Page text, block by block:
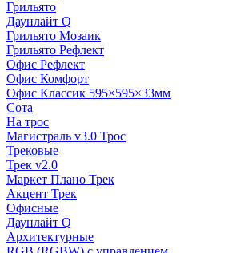
Грильято
Даунлайт Q
Грильято Мозаик
Грильято Рефлект
Офис Рефлект
Офис Комфорт
Офис Классик 595×595×33мм
Сота
На трос
Магистраль v3.0 Трос
Трековые
Трек v2.0
Маркет Плано Трек
Акцент Трек
Офисные
Даунлайт Q
Архитектурные